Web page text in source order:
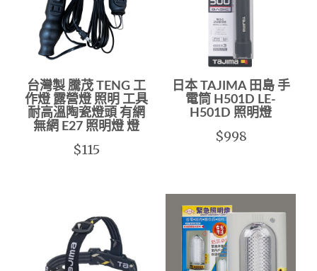
台灣製 騰茂 TENG 工
作燈 露營燈 照明 工具
耐高溫陶瓷燈頭 有網
無網 E27 照明燈 燈
$115
日本 TAJIMA 田島 手
電筒 H501D LE-
H501D 照明燈
$998